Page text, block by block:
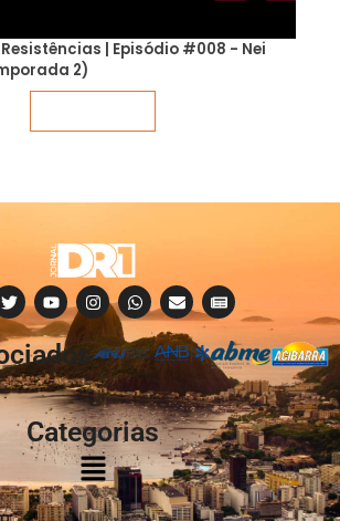
Resistências | Episódio #008 - Nei
2)
Categorias